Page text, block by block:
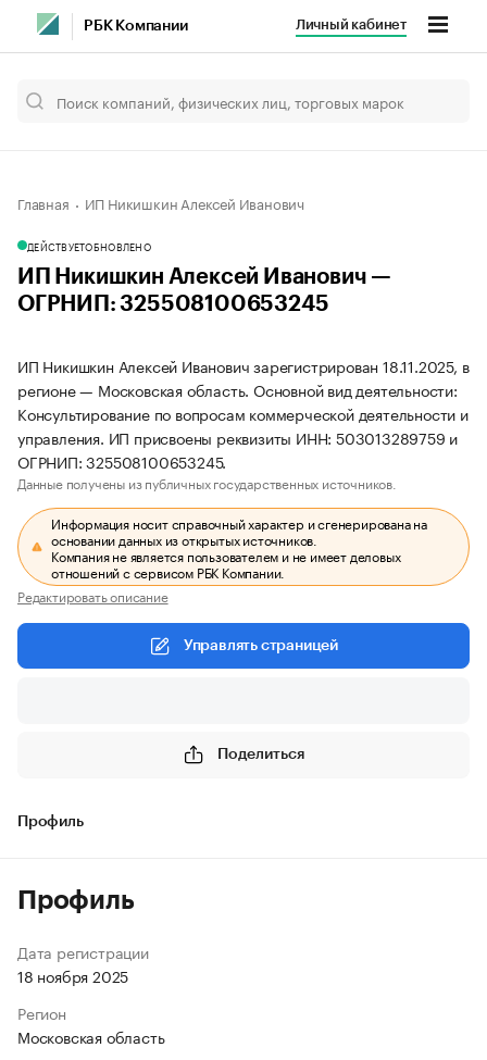
РБК Компании Личный кабинет
Главная ИП Никишкин Алексей Иванович
ДЕЙСТВУЕТОБНОВЛЕНО
ИП Никишкин Алексей Иванович —
ОГРНИП: 325508100653245
ИП Никишкин Алексей Иванович зарегистрирован 18.11.2025, в
регионе — Московская область. Основной вид деятельности:
Консультирование по вопросам коммерческой деятельности и
управления. ИП присвоены реквизиты ИНН: 503013289759 и
ОГРНИП: 325508100653245.
Данные получены из публичных государственных источников.
Информация носит справочный характер и сгенерирована на
основании данных из открытых источников.
Компания не является пользователем и не имеет деловых
отношений с сервисом РБК Компании.
Редактировать описание
Управлять страницей
Поделиться
Профиль
Профиль
Дата регистрации
18 ноября 2025
Регион
Московская область